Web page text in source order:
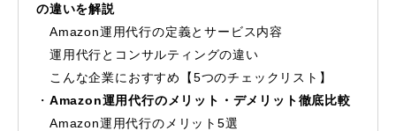
の違いを解説
Amazon運用代行の定義とサービス内容
運用代行とコンサルティングの違い
こんな企業におすすめ【5つのチェックリスト】
Amazon運用代行のメリット・デメリット徹底比較
Amazon運用代行のメリット5選